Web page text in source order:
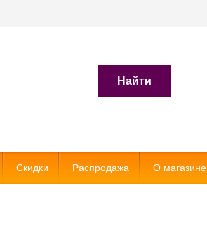
Найти
Скидки Распродажа О магазине